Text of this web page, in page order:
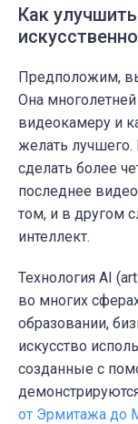
Как
Предположим, вы
Она многолетней
видеокамеру и
желать лучшего.
сделать более
последнее
том, и в другом
интеллект.
Технология AI
во многих
образовании,
искусство
созданные с
от Эрмитажа до